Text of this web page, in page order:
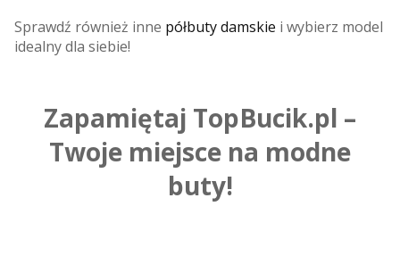
Sprawdź również inne półbuty damskie i wybierz model
idealny dla siebie!
Zapamiętaj TopBucik.pl –
Twoje miejsce na modne
buty!